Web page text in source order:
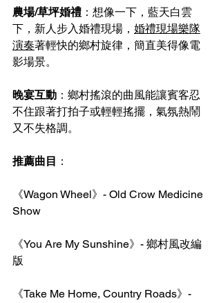
農場/草坪婚禮 ：想像一下，藍天白雲
下，新人步入婚禮現場， 婚禮現場樂隊
演奏著輕快的鄉村旋律，簡直美得像電
影場景。
晚宴互動 ：鄉村搖滾的曲風能讓賓客忍
不住跟著打拍子或輕輕搖擺，氣氛熱鬧
又不失格調。
推薦曲目 ：
《Wagon Wheel》- Old Crow Medicine
Show
《You Are My Sunshine》- 鄉村風改編
版
《Take Me Home, Country Roads》-